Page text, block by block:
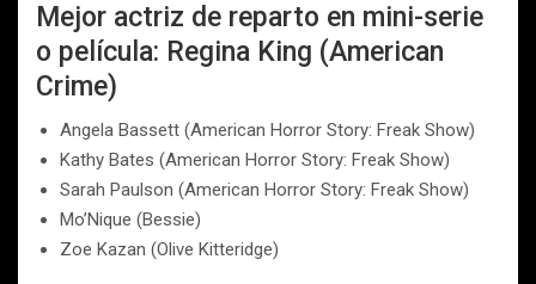
Mejor actriz de reparto en mini-serie
o película: Regina King (American
Crime)
Angela Bassett (American Horror Story: Freak Show)
Kathy Bates (American Horror Story: Freak Show)
Sarah Paulson (American Horror Story: Freak Show)
Mo’Nique (Bessie)
Zoe Kazan (Olive Kitteridge)